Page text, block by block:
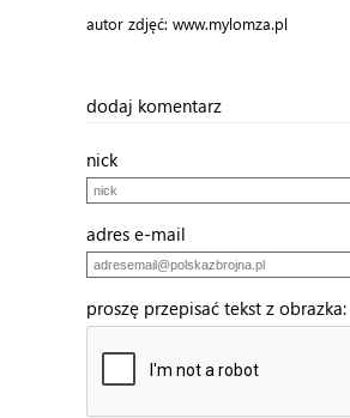
autor zdjęć: www.mylomza.pl
dodaj komentarz
nick
adres e-mail
proszę przepisać tekst z obrazka: